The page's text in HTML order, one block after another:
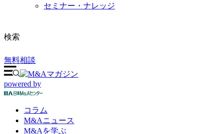
セミナー・ナレッジ
検索
無料相談
powered by
コラム
M&Aニュース
M&Aを学ぶ